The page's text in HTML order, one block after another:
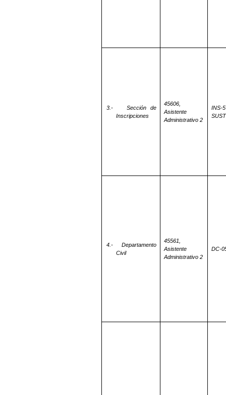
3.-
Sección de
Inscripciones
45606,
Asistente
Administrativo 2
INS-
4.-
Departamento
Civil
45561,
Asistente
Administrativo 2
DC-